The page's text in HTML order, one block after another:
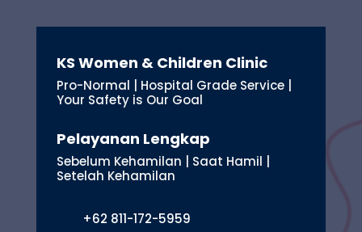
KS Women & Children Clinic
Pro-Normal | Hospital Grade Service |
Your Safety is Our Goal
Pelayanan Lengkap
Sebelum Kehamilan | Saat Hamil |
Setelah Kehamilan
+62 811-172-5959